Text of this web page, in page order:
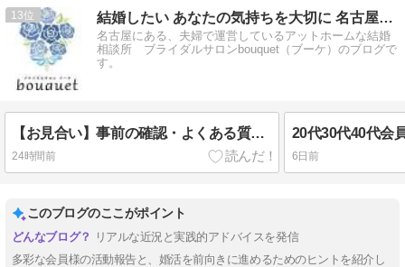
13 結婚したい あなたの気持ちを大切に 名古屋の結婚相談所ブーケ
名古屋にある、夫婦で運営しているアットホームな結婚
相談所 ブライダルサロンbouquet（ブーケ）のブログで
す。
【お見合い】事前の確認・よくある質問・大切な心構えについて
24時間前
20代30代40代会
6日前
このブログのここがポイント
リアルな近況と実践的アドバイスを発信
多彩な会員様の活動報告と、婚活を前向きに進めるためのヒントを紹介し